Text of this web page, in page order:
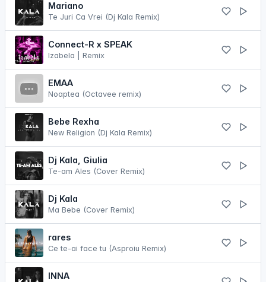
Mariano
Te Juri Ca Vrei (Dj Kala Remix)
Connect-R x SPEAK
Izabela | Remix
EMAA
Noaptea (Octavee remix)
Bebe Rexha
New Religion (Dj Kala Remix)
Dj Kala, Giulia
Te-am Ales (Cover Remix)
Dj Kala
Ma Bebe (Cover Remix)
rares
Ce te-ai face tu (Asproiu Remix)
INNA